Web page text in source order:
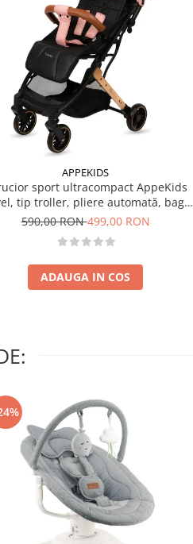
APPEKIDS
sport ultracompact AppeKids
tip troller, pliere automată, bagaj
de mână, 6.7 kg - Pink
590,00 RON499,00 RON
ADAUGA IN COS